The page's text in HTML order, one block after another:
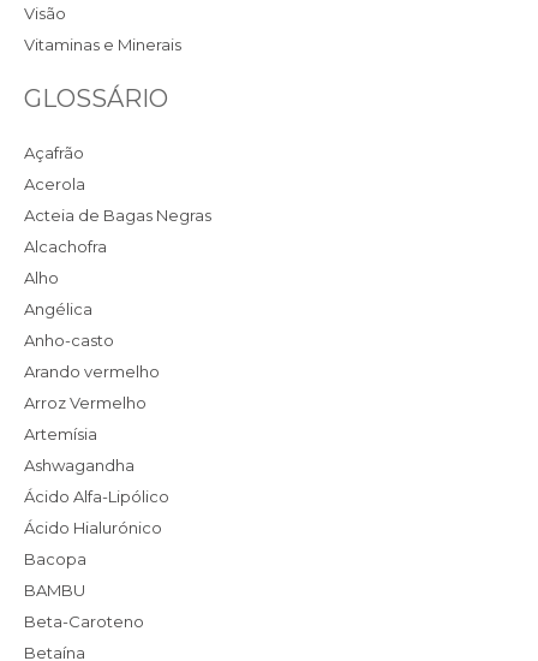
Visão
Vitaminas e Minerais
GLOSSÁRIO
Açafrão
Acerola
Acteia de Bagas Negras
Alcachofra
Alho
Angélica
Anho-casto
Arando vermelho
Arroz Vermelho
Artemísia
Ashwagandha
Ácido Alfa-Lipólico
Ácido Hialurónico
Bacopa
BAMBU
Beta-Caroteno
Betaína